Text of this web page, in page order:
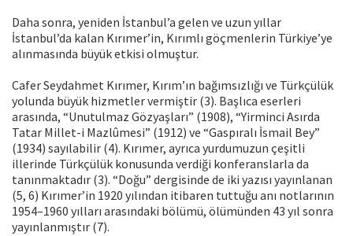
Daha sonra, yeniden İstanbul’a gelen ve uzun yıllar
İstanbul’da kalan Kırımer’in, Kırımlı göçmenlerin Türkiye’ye
alınmasında büyük etkisi olmuştur.
Cafer Seydahmet Kırımer, Kırım’ın bağımsızlığı ve Türkçülük
yolunda büyük hizmetler vermiştir (3). Başlıca eserleri
arasında, “Unutulmaz Gözyaşları” (1908), “Yirminci Asırda
Tatar Millet-i Mazlûmesi” (1912) ve “Gaspıralı İsmail Bey”
(1934) sayılabilir (4). Kırımer, ayrıca yurdumuzun çeşitli
illerinde Türkçülük konusunda verdiği konferanslarla da
tanınmaktadır (3). “Doğu” dergisinde de iki yazısı yayınlanan
(5, 6) Kırımer’in 1920 yılından itibaren tuttuğu anı notlarının
1954–1960 yılları arasındaki bölümü, ölümünden 43 yıl sonra
yayınlanmıştır (7).